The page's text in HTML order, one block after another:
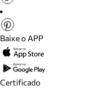
Baixe o APP
Certificado